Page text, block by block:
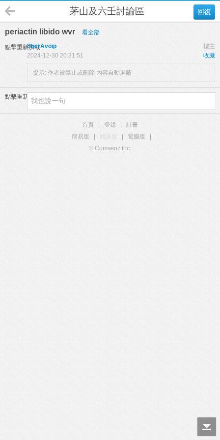
回復
茅山及六壬討論區
periactin libido wvr 看全部
點擊重新加載 樓主
SbcrAvoip
收藏
2024-12-30 20:31:51
提示: 作者被禁止或刪除 內容自動屏蔽
點擊重新加載
首頁 登錄
註冊
簡易版
觸屏版 電腦版
© Comsenz Inc.